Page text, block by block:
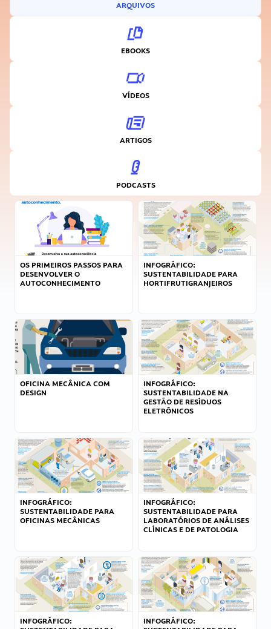
ARQUIVOS
EBOOKS
VÍDEOS
ARTIGOS
PODCASTS
OS PRIMEIROS PASSOS PARA
DESENVOLVER O
AUTOCONHECIMENTO
INFOGRÁFICO:
SUSTENTABILIDADE PARA
HORTIFRUTIGRANJEIROS
OFICINA MECÂNICA COM
DESIGN
INFOGRÁFICO:
SUSTENTABILIDADE NA
GESTÃO DE RESÍDUOS
ELETRÔNICOS
INFOGRÁFICO:
SUSTENTABILIDADE PARA
OFICINAS MECÂNICAS
INFOGRÁFICO:
SUSTENTABILIDADE PARA
LABORATÓRIOS DE ANÁLISES
CLÍNICAS E DE PATOLOGIA
INFOGRÁFICO:
INFOGRÁFICO: